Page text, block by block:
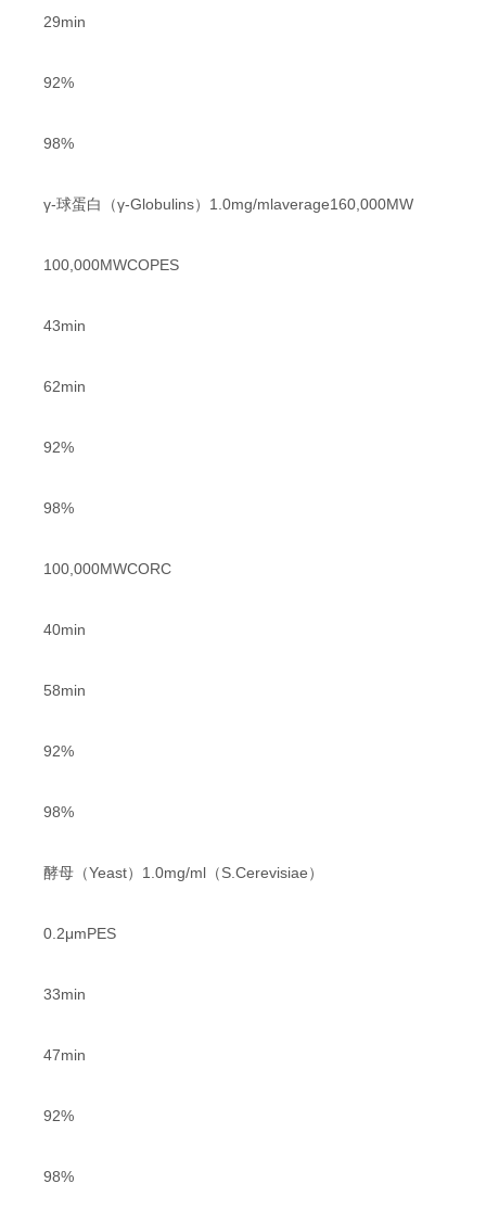
29min
92%
98%
γ-球蛋白（γ-Globulins）1.0mg/mlaverage160,000MW
100,000MWCOPES
43min
62min
92%
98%
100,000MWCORC
40min
58min
92%
98%
酵母（Yeast）1.0mg/ml（S.Cerevisiae）
0.2μmPES
33min
47min
92%
98%